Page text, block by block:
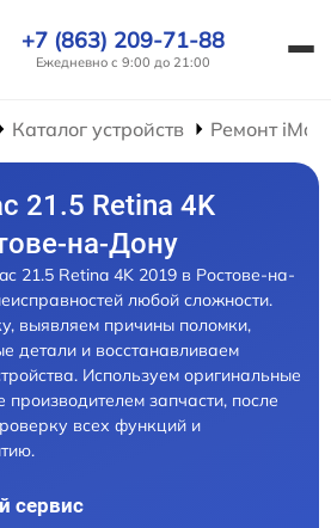
+7 (863) 209-71-88
Ежедневно с 9:00 до 21:00
Каталог устройств Ремонт iMac
21.5 Retina 4K
на-Дону
21.5 Retina 4K 2019 в Ростове-на-
любой сложности.
выявляем причины поломки,
детали и восстанавливаем
Используем оригинальные
запчасти, после
всех функций и
сервис